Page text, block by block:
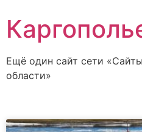
Ещё один сайт сети
области»